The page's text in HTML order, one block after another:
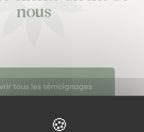
nous
tous les témoignages